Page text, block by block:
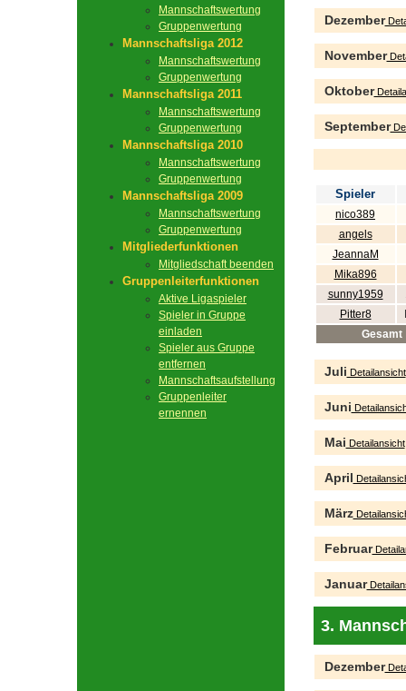
Mannschaftswertung
Gruppenwertung
Mannschaftsliga 2012
Mannschaftswertung
Gruppenwertung
Mannschaftsliga 2011
Mannschaftswertung
Gruppenwertung
Mannschaftsliga 2010
Mannschaftswertung
Gruppenwertung
Mannschaftsliga 2009
Mannschaftswertung
Gruppenwertung
Mitgliederfunktionen
Mitgliedschaft beenden
Gruppenleiterfunktionen
Aktive Ligaspieler
Spieler in Gruppe
einladen
Spieler aus Gruppe
entfernen
Mannschaftsaufstellung
Gruppenleiter
ernennen
Dezember
November
Oktober
September
Spieler
nico389
angels
JeannaM
Mika896
sunny1959
Pitter8
Gesamt
Juli Detailansicht
Juni
Mai Detailansicht
April
März
Februar
Januar
3.
Dezember